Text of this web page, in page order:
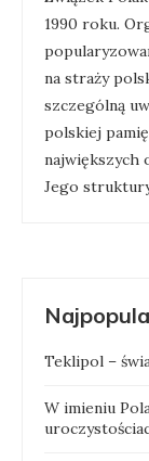
1990 roku.
na straży
szczególną
polskiej
największych
Jego
Teklipol –
W imieniu